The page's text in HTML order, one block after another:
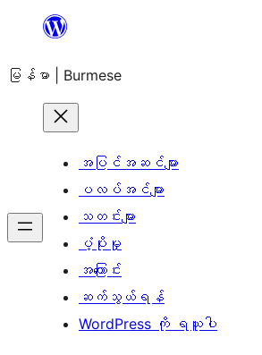
အကြောင်းအရာ
ကျော်သွား
မြန်မာ | Burmese
အပြင်အဆင်များ
ပလပ်အင်များ
သတင်းများ
ပံ့ပိုးမှု
အကြောင်း
ဆက်သွယ်ရန်
WordPress ကို ရယူပါ